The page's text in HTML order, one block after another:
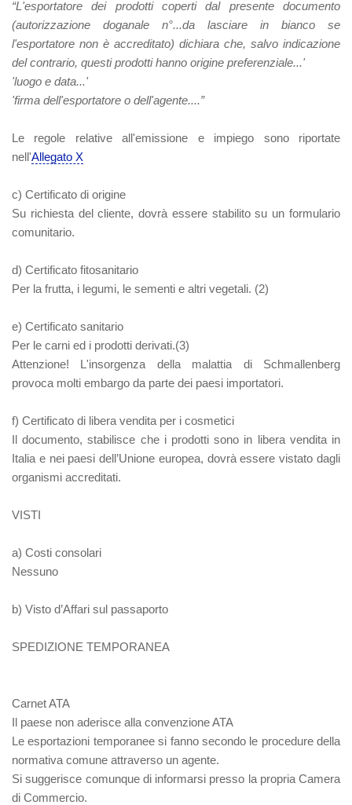
“L'esportatore dei prodotti coperti dal presente documento
(autorizzazione doganale n°...da lasciare in bianco se
l'esportatore non è accreditato) dichiara che, salvo indicazione
del contrario, questi prodotti hanno origine preferenziale...'
'luogo e data...'
'firma dell'esportatore o dell'agente....”
Le regole relative all'emissione e impiego sono riportate
nell'Allegato X
c) Certificato di origine
Su richiesta del cliente, dovrà essere stabilito su un formulario
comunitario.
d) Certificato fitosanitario
Per la frutta, i legumi, le sementi e altri vegetali. (2)
e) Certificato sanitario
Per le carni ed i prodotti derivati.(3)
Attenzione! L'insorgenza della malattia di Schmallenberg
provoca molti embargo da parte dei paesi importatori.
f) Certificato di libera vendita per i cosmetici
Il documento, stabilisce che i prodotti sono in libera vendita in
Italia e nei paesi dell’Unione europea, dovrà essere vistato dagli
organismi accreditati.
VISTI
a) Costi consolari
Nessuno
b) Visto d’Affari sul passaporto
SPEDIZIONE TEMPORANEA
Carnet ATA
Il paese non aderisce alla convenzione ATA
Le esportazioni temporanee si fanno secondo le procedure della
normativa comune attraverso un agente.
Si suggerisce comunque di informarsi presso la propria Camera
di Commercio.